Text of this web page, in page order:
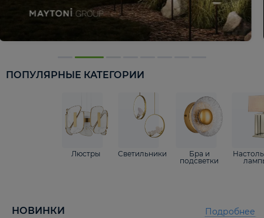
ПОПУЛЯРНЫЕ КАТЕГОРИИ
Люстры Светильники
Бра и
подсветки
НОВИНКИ Подробнее